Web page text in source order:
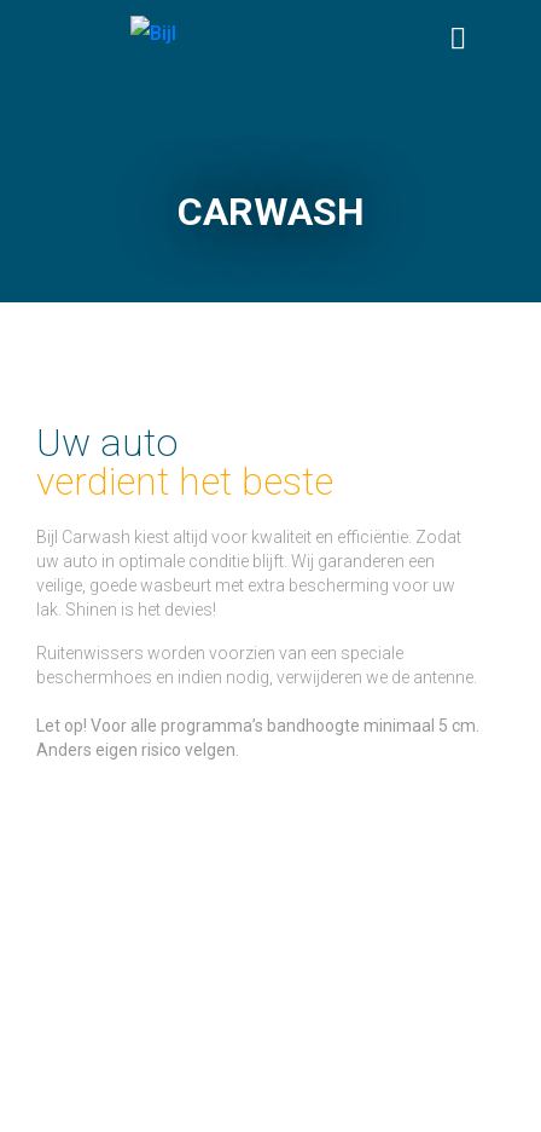
CARWASH
Uw auto
verdient het beste
Bijl Carwash kiest altijd voor kwaliteit en efficiëntie. Zodat
uw auto in optimale conditie blijft. Wij garanderen een
veilige, goede wasbeurt met extra bescherming voor uw
lak. Shinen is het devies!
Ruitenwissers worden voorzien van een speciale
beschermhoes en indien nodig, verwijderen we de antenne.
Let op! Voor alle programma’s bandhoogte minimaal 5 cm.
Anders eigen risico velgen.